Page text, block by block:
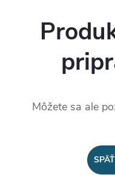
Môžete sa ale